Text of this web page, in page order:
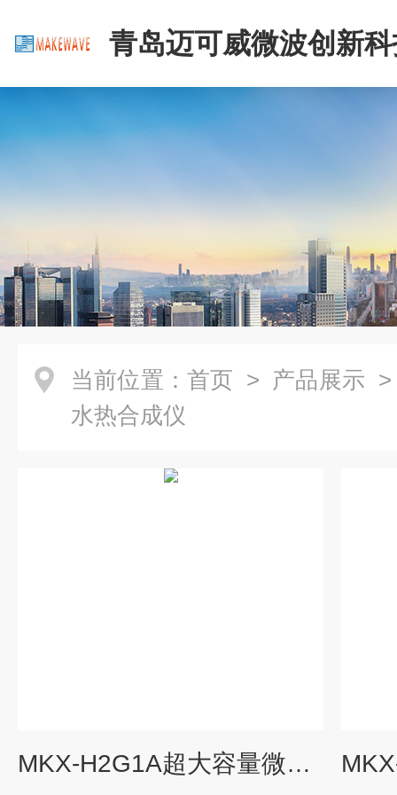
青岛迈可威微波创新
公司
当前位置： 首页 > 产品展示
水热合成仪
MKX-H2G1A超大容量微波水热合成仪